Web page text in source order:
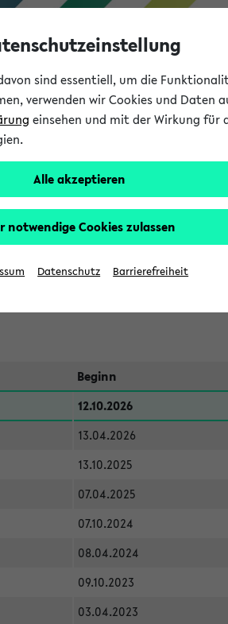
im eKVV
auswählen möchten. Bitte
Beginn
12.10.2026
13.04.2026
13.10.2025
07.04.2025
07.10.2024
08.04.2024
09.10.2023
03.04.2023
sind essentiell, um die
verwenden wir Cookies und
einsehen und mit der Wirkung für
Alle akzeptieren
notwendige Cookies zulassen
Datenschutz Barrierefreiheit